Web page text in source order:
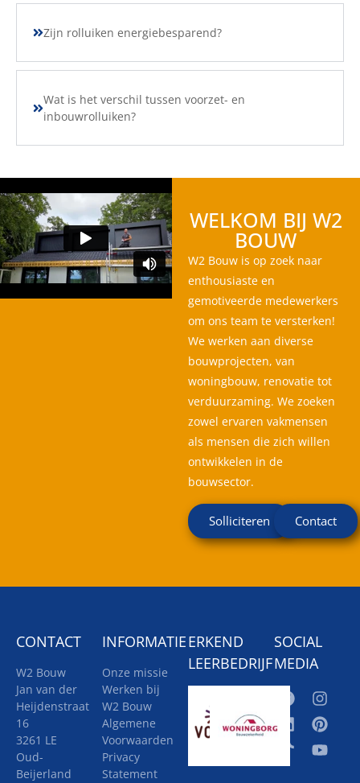
Zijn rolluiken energiebesparend?
Wat is het verschil tussen voorzet- en
inbouwrolluiken?
WELKOM BIJ W2
BOUW
W2 Bouw is op zoek naar
enthousiaste en
gemotiveerde medewerkers
om ons team te versterken!
We werken aan diverse
bouwprojecten, van
woningbouw, renovatie tot
verduurzaming. We zoeken
zowel ervaren vakmensen
als mensen die zich willen
ontwikkelen in de
bouwsector.
Solliciteren Contact
CONTACT
W2 Bouw
Jan van der
Heijdenstraat
16
3261 LE
Oud-
Beijerland
INFORMATIE
Onze missie
Werken bij
W2 Bouw
Algemene
Voorwaarden
Privacy
Statement
ERKEND
LEERBEDRIJF
SOCIAL
MEDIA